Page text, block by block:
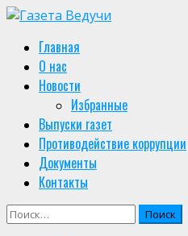
Skip
content
Primary
Menu
Главная
О нас
Новости
Избранные
Выпуски газет
Противодействие коррупции
Документы
Контакты
Найти: